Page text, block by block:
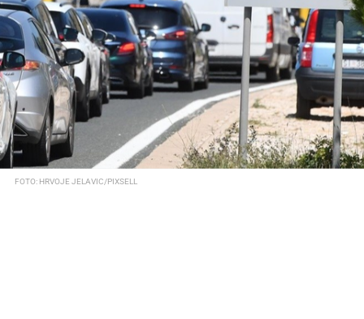
FOTO: HRVOJE JELAVIC/PIXSELL